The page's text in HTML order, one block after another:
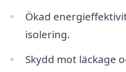
Ökad
isolering.
Skydd mot läckage